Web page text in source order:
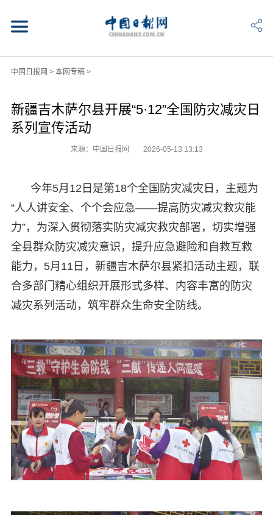
中国日报网 > 本网专稿>
新疆吉木萨尔县开展“5·12”全国防灾减灾日
系列宣传活动
来源：中国日报网 2026-05-13 13:13
今年5月12日是第18个全国防灾减灾日，主题为
“人人讲安全、个个会应急——提高防灾减灾救灾能
力”，为深入贯彻落实防灾减灾救灾部署，切实增强
全县群众防灾减灾意识，提升应急避险和自救互救
能力，5月11日，新疆吉木萨尔县紧扣活动主题，联
合多部门精心组织开展形式多样、内容丰富的防灾
减灾系列活动，筑牢群众生命安全防线。